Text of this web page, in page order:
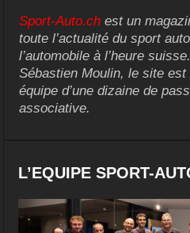
Sport-Auto.ch est un
toute l’actualité du sport
l’automobile à l’heure
Sébastien Moulin, le site est
équipe d’une dizaine de
associative.
L’EQUIPE SPORT-